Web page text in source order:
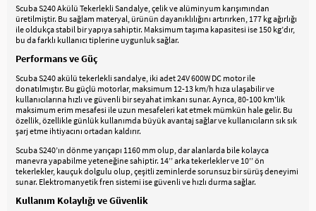
Scuba S240 Akülü Tekerlekli Sandalye, çelik ve alüminyum karışımından
üretilmiştir. Bu sağlam materyal, ürünün dayanıklılığını artırırken, 177 kg ağırlığı
ile oldukça stabil bir yapıya sahiptir. Maksimum taşıma kapasitesi ise 150 kg’dır,
bu da farklı kullanıcı tiplerine uygunluk sağlar.
Performans ve Güç
Scuba S240 akülü tekerlekli sandalye, iki adet 24V 600W DC motor ile
donatılmıştır. Bu güçlü motorlar, maksimum 12-13 km/h hıza ulaşabilir ve
kullanıcılarına hızlı ve güvenli bir seyahat imkanı sunar. Ayrıca, 80-100 km'lik
maksimum erim mesafesi ile uzun mesafeleri kat etmek mümkün hale gelir. Bu
özellik, özellikle günlük kullanımda büyük avantaj sağlar ve kullanıcıların sık sık
şarj etme ihtiyacını ortadan kaldırır.
Scuba S240’ın dönme yarıçapı 1160 mm olup, dar alanlarda bile kolayca
manevra yapabilme yeteneğine sahiptir. 14’’ arka tekerlekler ve 10’’ ön
tekerlekler, kauçuk dolgulu olup, çeşitli zeminlerde sorunsuz bir sürüş deneyimi
sunar. Elektromanyetik fren sistemi ise güvenli ve hızlı durma sağlar.
Kullanım Kolaylığı ve Güvenlik